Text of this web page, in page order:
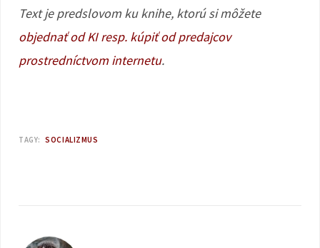
Text je predslovom ku knihe, ktorú si môžete
objednať od KI resp. kúpiť od predajcov
prostredníctvom internetu.
TAGY: SOCIALIZMUS